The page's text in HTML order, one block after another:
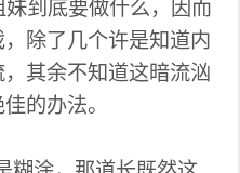
到底要做什么，因而
除了几个许是知道内
其余不知道这暗流汹
的办法。